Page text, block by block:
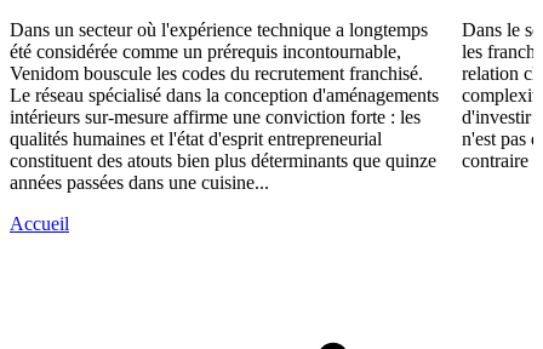
Dans un secteur où l'expérience technique a longtemps
été considérée comme un prérequis incontournable,
Venidom bouscule les codes du recrutement franchisé.
Le réseau spécialisé dans la conception d'aménagements
intérieurs sur-mesure affirme une conviction forte : les
qualités humaines et l'état d'esprit entrepreneurial
constituent des atouts bien plus déterminants que quinze
années passées dans une cuisine...
Dans le
les
relation
d'investir
n'est pas
contraire
Accueil